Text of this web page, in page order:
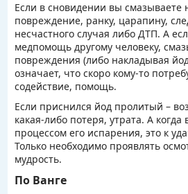
Если в сновидении вы смазываете
повреждение, ранку, царапину,
несчастного случая либо ДТП. А
медпомощь другому человеку,
повреждения (либо накладывая
означает, что скоро кому-то
содействие, помощь.
Если приснился йод пролитый –
какая-либо потеря, утрата. А
процессом его испарения, это к
Только необходимо проявлять
мудрость.
По Ванге